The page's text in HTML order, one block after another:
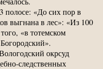
полосе: «До сих пор в
выгнана в лес»: «Из 100
«в тотемском
окрсуд
следственных